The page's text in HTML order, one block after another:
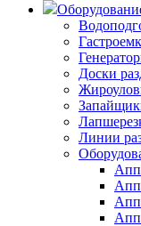
Доски
Линии